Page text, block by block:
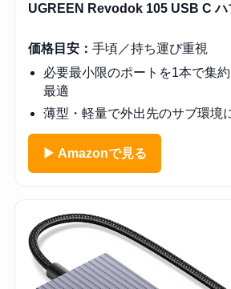
UGREEN Revodok 105 USB C ハ
価格目安： 手頃／持ち運び重視
必要最小限のポートを1本で集
最適
薄型・軽量で外出先のサブ環境
▶ Amazonで見る